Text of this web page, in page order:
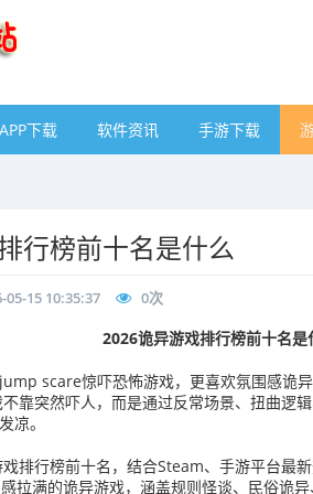
APP下载 软件资讯 手游下载
行榜前十名是什么
05-15 10:35:37 0次
2026诡异游戏排行榜前十名是
scare惊吓恐怖游戏，更喜欢氛围感诡
靠突然吓人，而是通过反常场景、扭曲逻
凉。
排行榜前十名，结合Steam、手游平台最
拉满的诡异游戏，涵盖规则怪谈、民俗诡